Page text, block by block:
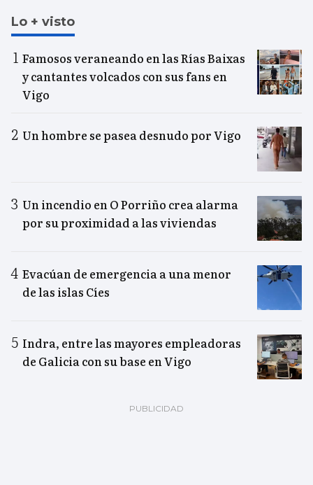
Lo + visto
Famosos veraneando en las Rías Baixas
y cantantes volcados con sus fans en
Vigo
Un hombre se pasea desnudo por Vigo
Un incendio en O Porriño crea alarma
por su proximidad a las viviendas
Evacúan de emergencia a una menor
de las islas Cíes
Indra, entre las mayores empleadoras
de Galicia con su base en Vigo